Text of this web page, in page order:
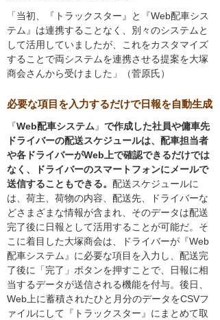
「当初、『トラックスター』と『Web配車シス
テム』は連携することなく、別々のシステムと
して活用していましたが、これをカスタマイズ
することで両システムを連携させる提案を大塚
商会さんから受けました」（菅原氏）
必要な項目を入力するだけで日報を自動生成
『Web配車システム 』 で作成した社員や傭車先
ドライバーの配送スケジュールは、配車担当者
や各ドライバーがWeb上で確認できるだけでは
なく、ドライバーのスマートフォンにメールで
送信することもできる。 配送スケジュールに
は、荷主、荷物の内容、配送先、ドライバーな
どさまざまな情報が含まれ、そのデータは配送
完了後に日報として活用することが可能だ。そ
こに着目した大塚商会は、ドライバーが『Web
配車システム』に必要な項目を入力し、配送完
了後に「完了」ボタンを押すことで、日報に相
当するデータが送信される機能を付与。後日、
Web上に蓄積されたひと月分のデータをCSVフ
ァイルにして『トラックスター』にまとめて取